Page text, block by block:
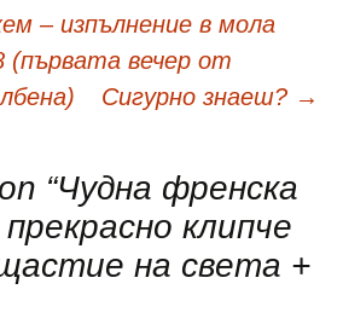
– изпълнение в мола
(първата вечер от
Сигурно знаеш? →
“Чудна френска
клипче
на света +